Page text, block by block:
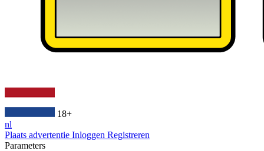
18+
nl
Plaats advertentie Inloggen Registreren
Parameters